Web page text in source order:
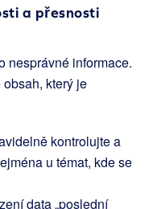
a přesnosti
nesprávné informace.
který je
kontrolujte a
u témat, kde se
data „poslední